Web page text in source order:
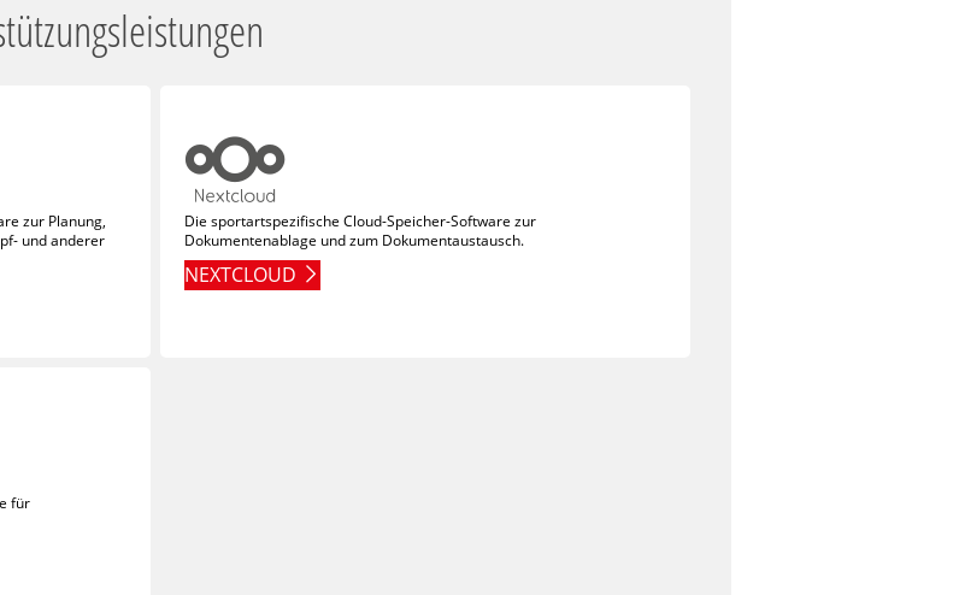
zur Planung,
und anderer
Die sportartspezifische Cloud-Speicher-Software zur
Dokumentenablage und zum Dokumentaustausch.
NEXTCLOUD
für